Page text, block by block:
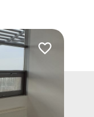
Dodaj do